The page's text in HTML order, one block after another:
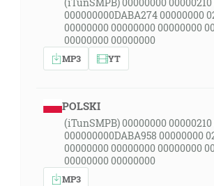
000000000DABA274 00000000
00000000 00000000 00000000
00000000 00000000
MP3 YT
POLSKI
(iTunSMPB) 00000000
000000000DABA958 00000000
00000000 00000000 00000000
00000000 00000000
MP3